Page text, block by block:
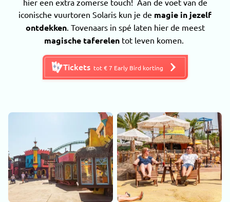
hier een extra zomerse touch! Aan de voet van de
iconische vuurtoren Solaris kun je de magie in jezelf
ontdekken. Tovenaars in spé laten hier de meest
magische taferelen tot leven komen.
Tickets tot € 7 Early Bird korting